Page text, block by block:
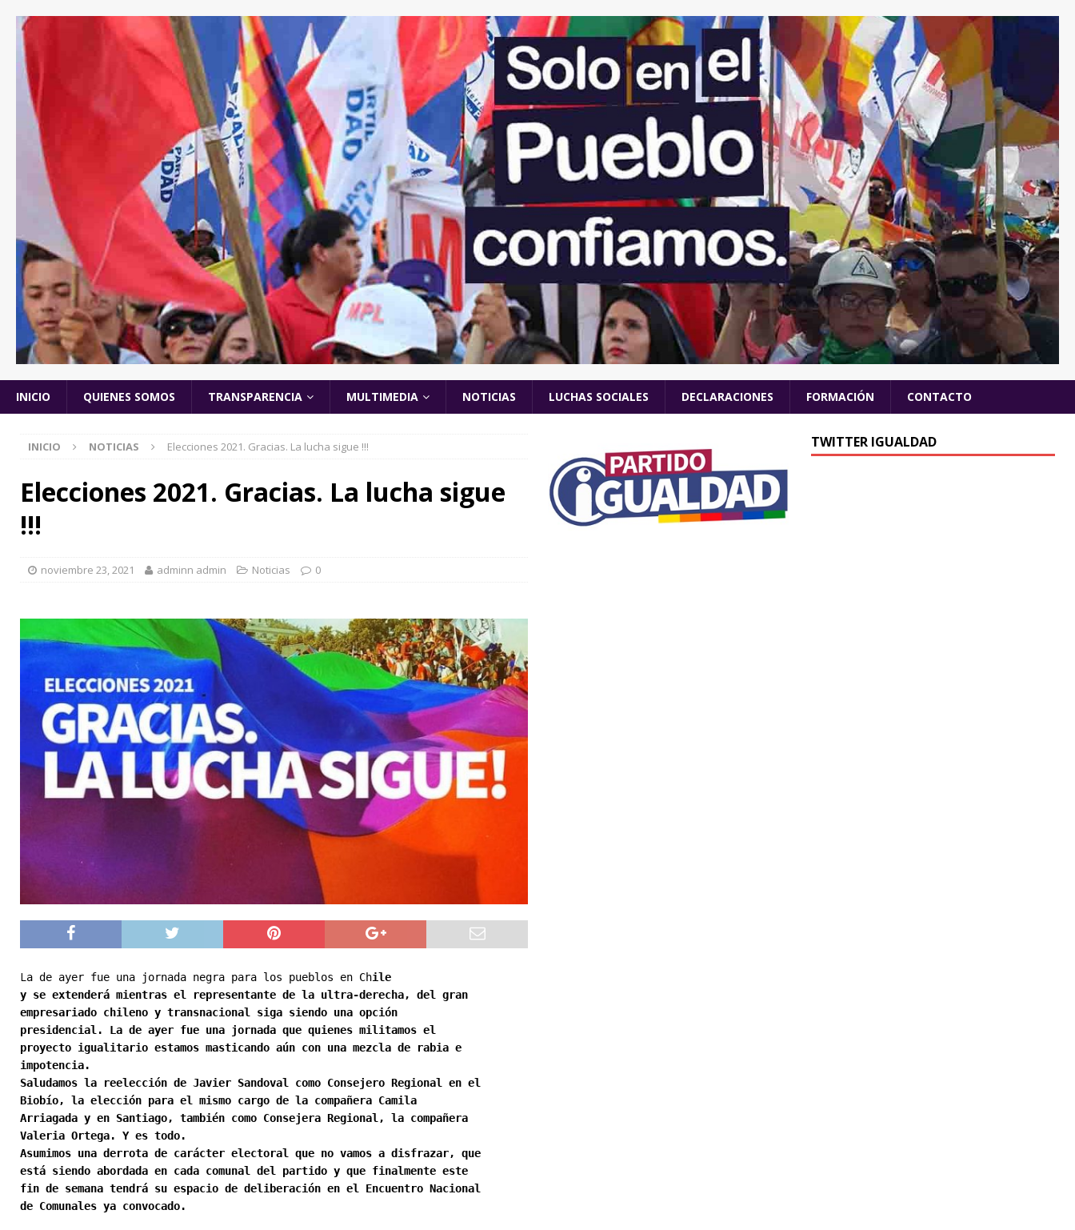
INICIO QUIENES SOMOS TRANSPARENCIA MULTIMEDIA NOTICIAS LUCHAS SOCIALES DECLARACIONES FORMACIÓN CONTACTO
INICIO NOTICIAS Elecciones 2021. Gracias. La lucha sigue !!!
Elecciones 2021. Gracias. La lucha sigue
!!!
noviembre 23, 2021 adminn admin Noticias 0
La de ayer fue una jornada negra para los pueblos en Chile
y se extenderá mientras el representante de la ultra-derecha, del gran
empresariado chileno y transnacional siga siendo una opción
presidencial. La de ayer fue una jornada que quienes militamos el
proyecto igualitario estamos masticando aún con una mezcla de rabia e
impotencia.
Saludamos la reelección de Javier Sandoval como Consejero Regional en el
Biobío, la elección para el mismo cargo de la compañera Camila
Arriagada y en Santiago, también como Consejera Regional, la compañera
Valeria Ortega. Y es todo.
Asumimos una derrota de carácter electoral que no vamos a disfrazar, que
está siendo abordada en cada comunal del partido y que finalmente este
fin de semana tendrá su espacio de deliberación en el Encuentro Nacional
de Comunales ya convocado.
TWITTER IGUALDAD